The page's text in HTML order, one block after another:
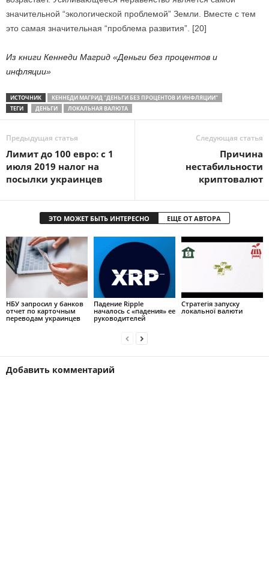
значительной “экологической проблемой” Земли. Вместе с тем
это самая значительная “проблема развития”. [20]
Из книги Кеннеди Магрид «Деньги без процентов и
инфляции»
ИСТОЧНИК
КЕННЕДИ МАГРИД "ДЕНЬГИ БЕЗ ПРОЦЕНТОВ И ИНФЛЯЦИИ"
ТЕГИ
ДЕНЬГИ ЛОКАЛЬНАЯ ВАЛЮТА
Предыдущая статья
Лимит до 100 евро: с 1
июля 2019 налог на
посылки украинцев
Следующая статья
Причина
нестабильности
криптовалют
ЭТО МОЖЕТ БЫТЬ ИНТЕРЕСНО ЕЩЕ ОТ АВТОРА
НБУ запросил у банков
отчет по карточным
переводам украинцев
Падение Ripple
началось с «падения» ее
руководителей
Стратегія запуску
локальної валюти
Добавить комментарий